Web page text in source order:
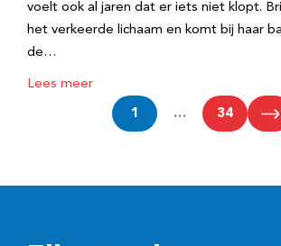
voelt ook al jaren dat er iets niet klopt.
het verkeerde lichaam en komt bij haar
de…
Lees meer
1 … 34